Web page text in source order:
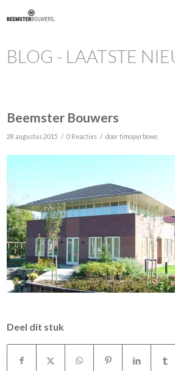
BLOG - LAATSTE
Beemster Bouwers
28 augustus 2015 / 0 Reacties / doortimopurbowo
Deel dit stuk